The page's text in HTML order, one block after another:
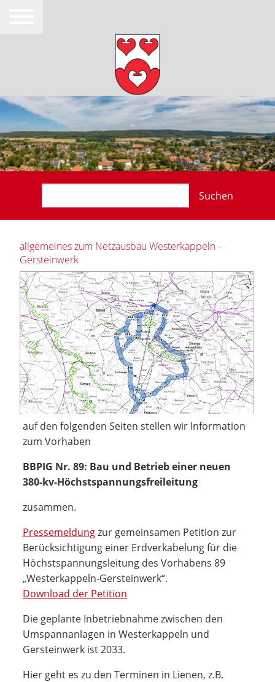
Suchen
allgemeines zum Netzausbau Westerkappeln -
Gersteinwerk
auf den folgenden Seiten stellen wir Information
zum Vorhaben
BBPIG Nr. 89: Bau und Betrieb einer neuen
380-kv-Höchstspannungsfreileitung
zusammen.
Pressemeldungzur gemeinsamen Petition zur
Berücksichtigung einer Erdverkabelung für die
Höchstspannungsleitung des Vorhabens 89
„Westerkappeln-Gersteinwerk“.
Download der Petition
Die geplante Inbetriebnahme zwischen den
Umspannanlagen in Westerkappeln und
Gersteinwerk ist 2033.
Hier geht es zu den Terminen in Lienen, z.B.